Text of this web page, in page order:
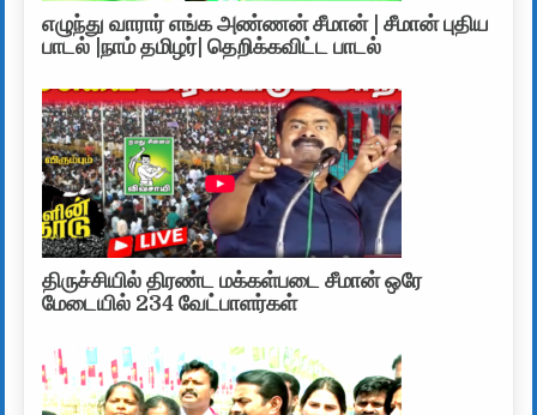
எழுந்து வாரார் எங்க அண்ணன் சீமான் | சீமான் புதிய
பாடல் |நாம் தமிழர்| தெறிக்கவிட்ட பாடல்
திருச்சியில் திரண்ட மக்கள்படை சீமான் ஒரே
மேடையில் 234 வேட்பாளர்கள்